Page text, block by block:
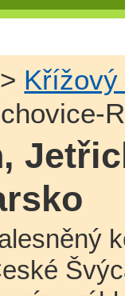
>